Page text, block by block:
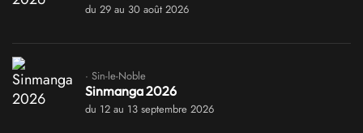
du 29 au 30 août 2026
· Sin-le-Noble
Sinmanga 2026
du 12 au 13 septembre 2026